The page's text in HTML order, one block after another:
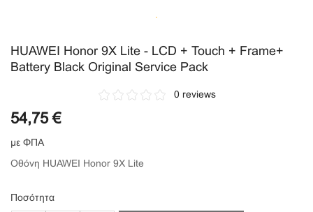
HUAWEI Honor 9X Lite - LCD + Touch + Frame+
Battery Black Original Service Pack
0 reviews
54,75 €
με ΦΠΑ
Οθόνη HUAWEI Honor 9X Lite
Ποσότητα